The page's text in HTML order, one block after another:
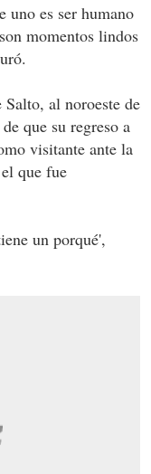
uno es ser humano
momentos lindos
al noroeste de
que su regreso a
visitante ante la
que fue
un porqué',